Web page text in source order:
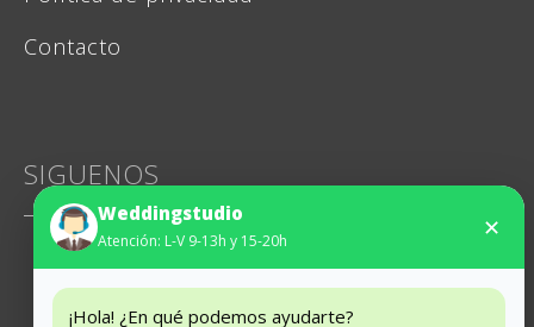
Contacto
SIGUENOS
Instagram
Facebook
Weddingstudio
Atención: L-V 9-13h y 15-20h ✕
¡Hola! ¿En qué podemos ayudarte?